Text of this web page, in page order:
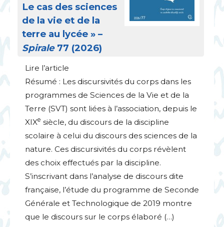
Le cas des sciences
de la vie et de la
terre au lycée » –
Spirale77 (2026)
Lire l’article
Résumé : Les discursivités du corps dans les
programmes de Sciences de la Vie et de la
Terre (SVT) sont liées à l’association, depuis le
XIXe siècle, du discours de la discipline
scolaire à celui du discours des sciences de la
nature. Ces discursivités du corps révèlent
des choix effectués par la discipline.
S’inscrivant dans l’analyse de discours dite
française, l’étude du programme de Seconde
Générale et Technologique de 2019 montre
que le discours sur le corps élaboré (…)